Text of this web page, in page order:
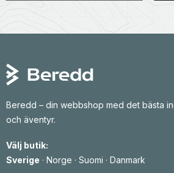
Beredd – din webbshop med det bästa
och äventyr.
Välj butik:
Sverige · Norge · Suomi · Danmark